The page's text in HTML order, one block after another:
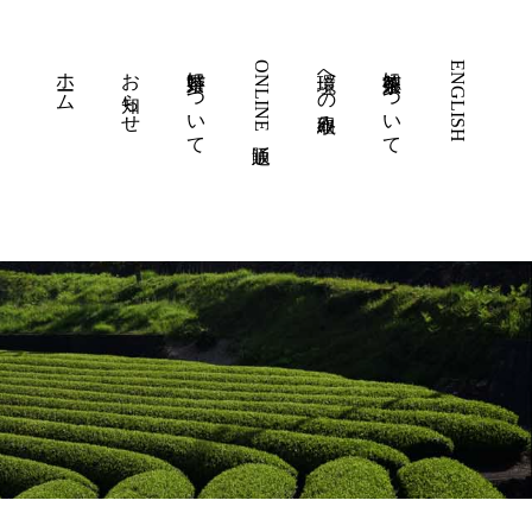
ホーム お知らせ 嬉野茶について ONLINE通販 環境への取組み 徳永製茶について ENGLISH